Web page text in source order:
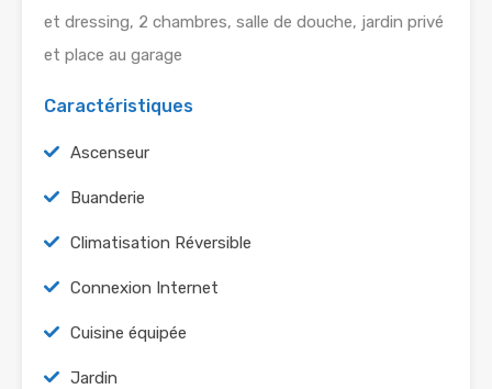
et dressing, 2 chambres, salle de douche, jardin privé
et place au garage
Caractéristiques
Ascenseur
Buanderie
Climatisation Réversible
Connexion Internet
Cuisine équipée
Jardin